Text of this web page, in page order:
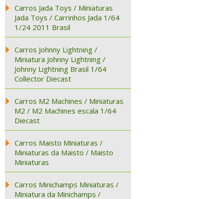
Carros Jada Toys / Miniaturas
Jada Toys / Carrinhos Jada 1/64
1/24 2011 Brasil
Carros Johnny Lightning /
Miniatura Johnny Lightning /
Johnny Lightning Brasil 1/64
Collector Diecast
Carros M2 Machines / Miniaturas
M2 / M2 Machines escala 1/64
Diecast
Carros Maisto Miniaturas /
Miniaturas da Maisto / Maisto
Miniaturas
Carros Minichamps Miniaturas /
Miniatura da Minichamps /